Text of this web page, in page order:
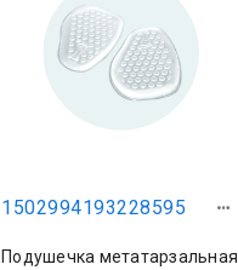
1502994193228595
Подушечка метатарзальная